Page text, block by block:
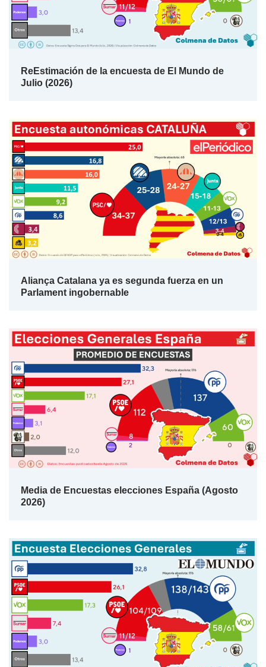
ReEstimación de la encuesta de El Mundo de
Julio (2026)
Aliança Catalana ya es segunda fuerza en un
Parlament ingobernable
Media de Encuestas elecciones España (Agosto
2026)